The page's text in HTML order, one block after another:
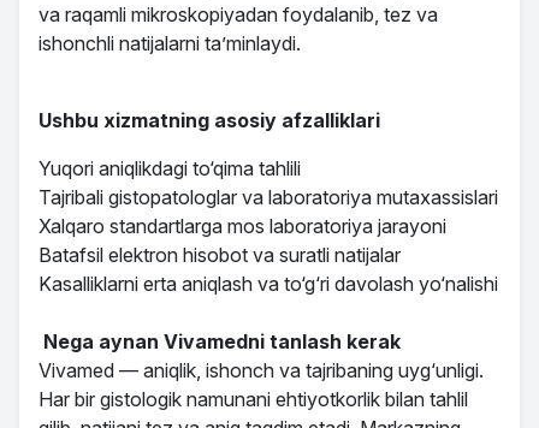
va raqamli mikroskopiyadan foydalanib, tez va
ishonchli natijalarni ta’minlaydi.
Ushbu xizmatning asosiy afzalliklari
Yuqori aniqlikdagi to‘qima tahlili
Tajribali gistopatologlar va laboratoriya mutaxassislari
Xalqaro standartlarga mos laboratoriya jarayoni
Batafsil elektron hisobot va suratli natijalar
Kasalliklarni erta aniqlash va to‘g‘ri davolash yo‘nalishi
Nega aynan Vivamedni tanlash kerak
Vivamed — aniqlik, ishonch va tajribaning uyg‘unligi.
Har bir gistologik namunani ehtiyotkorlik bilan tahlil